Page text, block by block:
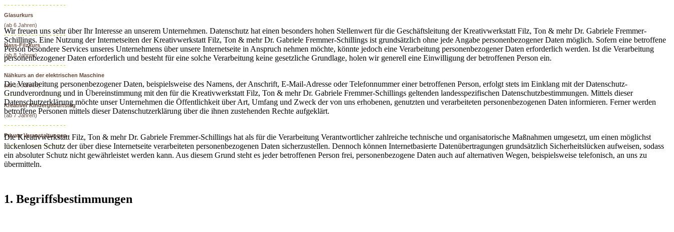
- - - - - - - - - - - - - - - - - -
Glasurkurs
(ab 6 Jahren)
- - - - - - - - - - - - - - - - - -
Nass-Filzkurs
(ab 8 Jahren)
- - - - - - - - - - - - - - - - - -
Nähkurs an der elektrischen Maschine
(ab 10 Jahren)
- - - - - - - - - - - - - - - - - -
Kreativer Kindergeburtstag
(ab 7 Jahren)
- - - - - - - - - - - - - - - - - -
Private Veranstaltungen
- - - - - - - - - - - - - - - - - -
Wir freuen uns sehr über Ihr Interesse an unserem Unternehmen. Datenschutz hat einen besonders hohen Stellenwert für die Geschäftsleitung der Kreativwerkstatt Filz, Ton & mehr Dr. Gabriele Fremmer-
Schillings. Eine Nutzung der Internetseiten der Kreativwerkstatt Filz, Ton & mehr Dr. Gabriele Fremmer-Schillings ist grundsätzlich ohne jede Angabe personenbezogener Daten möglich. Sofern eine betroffene
Person besondere Services unseres Unternehmens über unsere Internetseite in Anspruch nehmen möchte, könnte jedoch eine Verarbeitung personenbezogener Daten erforderlich werden. Ist die Verarbeitung
personenbezogener Daten erforderlich und besteht für eine solche Verarbeitung keine gesetzliche Grundlage, holen wir generell eine Einwilligung der betroffenen Person ein.
Die Verarbeitung personenbezogener Daten, beispielsweise des Namens, der Anschrift, E-Mail-Adresse oder Telefonnummer einer betroffenen Person, erfolgt stets im Einklang mit der Datenschutz-
Grundverordnung und in Übereinstimmung mit den für die Kreativwerkstatt Filz, Ton & mehr Dr. Gabriele Fremmer-Schillings geltenden landesspezifischen Datenschutzbestimmungen. Mittels dieser
Datenschutzerklärung möchte unser Unternehmen die Öffentlichkeit über Art, Umfang und Zweck der von uns erhobenen, genutzten und verarbeiteten personenbezogenen Daten informieren. Ferner werden
betroffene Personen mittels dieser Datenschutzerklärung über die ihnen zustehenden Rechte aufgeklärt.
Die Kreativwerkstatt Filz, Ton & mehr Dr. Gabriele Fremmer-Schillings hat als für die Verarbeitung Verantwortlicher zahlreiche technische und organisatorische Maßnahmen umgesetzt, um einen möglichst
lückenlosen Schutz der über diese Internetseite verarbeiteten personenbezogenen Daten sicherzustellen. Dennoch können Internetbasierte Datenübertragungen grundsätzlich Sicherheitslücken aufweisen, sodass
ein absoluter Schutz nicht gewährleistet werden kann. Aus diesem Grund steht es jeder betroffenen Person frei, personenbezogene Daten auch auf alternativen Wegen, beispielsweise telefonisch, an uns zu
übermitteln.
1. Begriffsbestimmungen